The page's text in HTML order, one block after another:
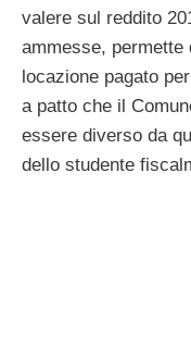
valere sul reddito
ammesse, permette
locazione pagato
a patto che il
essere diverso da
dello studente